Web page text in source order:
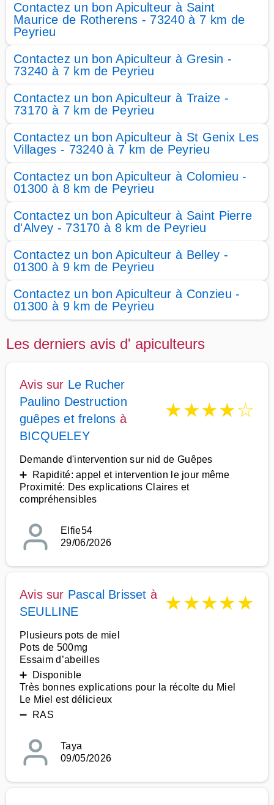
Contactez un bon Apiculteur à Saint
Maurice de Rotherens - 73240 à 7 km de
Peyrieu
Contactez un bon Apiculteur à Gresin -
73240 à 7 km de Peyrieu
Contactez un bon Apiculteur à Traize -
73170 à 7 km de Peyrieu
Contactez un bon Apiculteur à St Genix Les
Villages - 73240 à 7 km de Peyrieu
Contactez un bon Apiculteur à Colomieu -
01300 à 8 km de Peyrieu
Contactez un bon Apiculteur à Saint Pierre
d'Alvey - 73170 à 8 km de Peyrieu
Contactez un bon Apiculteur à Belley -
01300 à 9 km de Peyrieu
Contactez un bon Apiculteur à Conzieu -
01300 à 9 km de Peyrieu
Les derniers avis d' apiculteurs
Avis sur Le Rucher
Paulino Destruction
guêpes et frelons à
BICQUELEY
★★★★☆
Demande d'intervention sur nid de Guêpes
➕ Rapidité: appel et intervention le jour même
Proximité: Des explications Claires et
compréhensibles
Elfie54
29/06/2026
Avis sur Pascal Brisset à
SEULLINE
★★★★★
Plusieurs pots de miel
Pots de 500mg
Essaim d’abeilles
➕ Disponible
Très bonnes explications pour la récolte du Miel
Le Miel est délicieux
➖ RAS
Taya
09/05/2026